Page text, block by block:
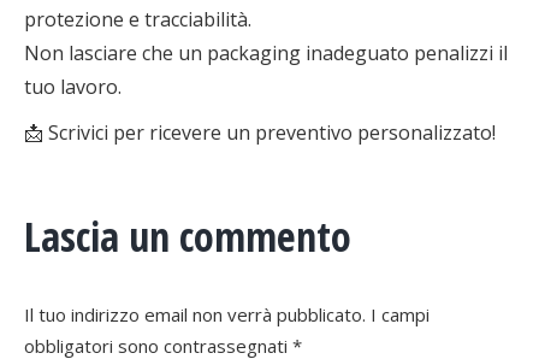
protezione e tracciabilità.
Non lasciare che un packaging inadeguato penalizzi il
tuo lavoro.
📩 Scrivici per ricevere un preventivo personalizzato!
Lascia un commento
Il tuo indirizzo email non verrà pubblicato. I campi
obbligatori sono contrassegnati *